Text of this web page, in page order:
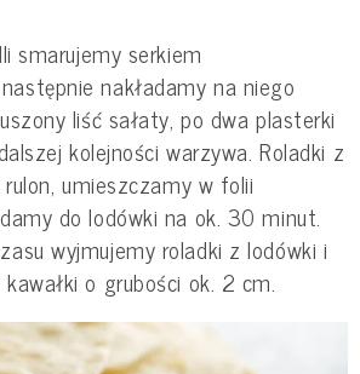
smarujemy serkiem
nakładamy na niego
liść sałaty, po dwa plasterki
kolejności warzywa. Roladki z
umieszczamy w folii
do lodówki na ok. 30 minut.
wyjmujemy roladki z lodówki i
o grubości ok. 2 cm.